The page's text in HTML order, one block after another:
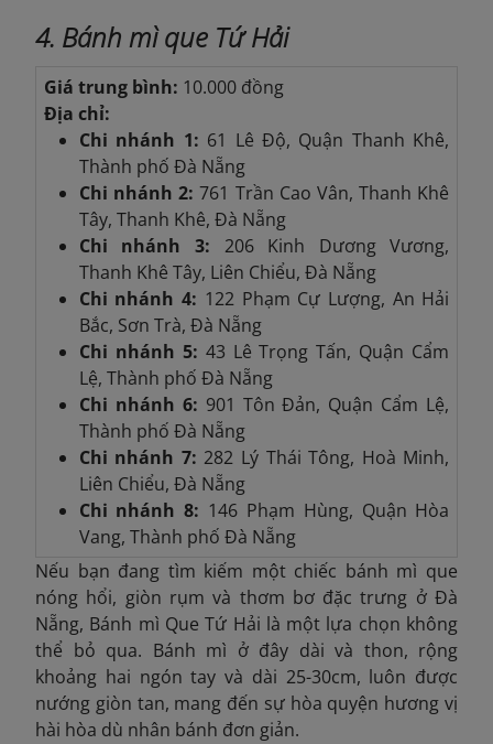
4. Bánh mì que Tứ Hải
Giá trung bình: 10.000 đồng
Địa chỉ:
Chi nhánh 1: 61 Lê Độ, Quận Thanh Khê,
Thành phố Đà Nẵng
Chi nhánh 2: 761 Trần Cao Vân, Thanh Khê
Tây, Thanh Khê, Đà Nẵng
Chi nhánh 3: 206 Kinh Dương Vương,
Thanh Khê Tây, Liên Chiểu, Đà Nẵng
Chi nhánh 4: 122 Phạm Cự Lượng, An Hải
Bắc, Sơn Trà, Đà Nẵng
Chi nhánh 5: 43 Lê Trọng Tấn, Quận Cẩm
Lệ, Thành phố Đà Nẵng
Chi nhánh 6: 901 Tôn Đản, Quận Cẩm Lệ,
Thành phố Đà Nẵng
Chi nhánh 7: 282 Lý Thái Tông, Hoà Minh,
Liên Chiểu, Đà Nẵng
Chi nhánh 8: 146 Phạm Hùng, Quận Hòa
Vang, Thành phố Đà Nẵng
Nếu bạn đang tìm kiếm một chiếc bánh mì que
nóng hổi, giòn rụm và thơm bơ đặc trưng ở Đà
Nẵng, Bánh mì Que Tứ Hải là một lựa chọn không
thể bỏ qua. Bánh mì ở đây dài và thon, rộng
khoảng hai ngón tay và dài 25-30cm, luôn được
nướng giòn tan, mang đến sự hòa quyện hương vị
hài hòa dù nhân bánh đơn giản.